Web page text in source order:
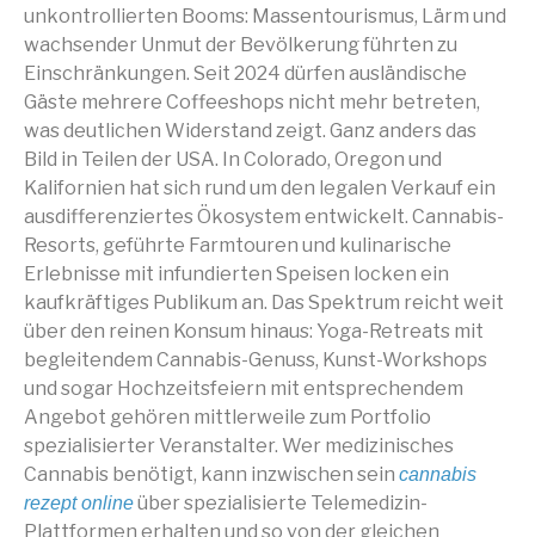
unkontrollierten Booms: Massentourismus, Lärm und
wachsender Unmut der Bevölkerung führten zu
Einschränkungen. Seit 2024 dürfen ausländische
Gäste mehrere Coffeeshops nicht mehr betreten,
was deutlichen Widerstand zeigt. Ganz anders das
Bild in Teilen der USA. In Colorado, Oregon und
Kalifornien hat sich rund um den legalen Verkauf ein
ausdifferenziertes Ökosystem entwickelt. Cannabis-
Resorts, geführte Farmtouren und kulinarische
Erlebnisse mit infundierten Speisen locken ein
kaufkräftiges Publikum an. Das Spektrum reicht weit
über den reinen Konsum hinaus: Yoga-Retreats mit
begleitendem Cannabis-Genuss, Kunst-Workshops
und sogar Hochzeitsfeiern mit entsprechendem
Angebot gehören mittlerweile zum Portfolio
spezialisierter Veranstalter. Wer medizinisches
Cannabis benötigt, kann inzwischen sein cannabis
rezept onlineüber spezialisierte Telemedizin-
Plattformen erhalten und so von der gleichen